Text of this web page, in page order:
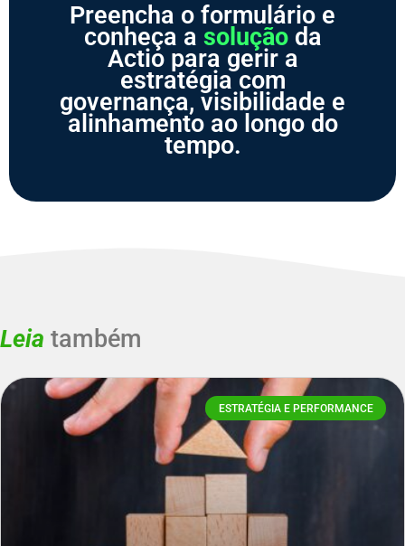
Preencha o formulário e
conheça a soluçãoda
Actio para gerir a
estratégia com
governança, visibilidade e
alinhamento ao longo do
tempo.
Leia também
ESTRATÉGIA E PERFORMANCE